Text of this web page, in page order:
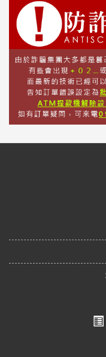
批
發
說
明